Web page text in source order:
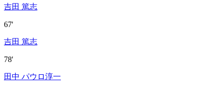
吉田 篤志
67'
吉田 篤志
78'
田中 パウロ淳一